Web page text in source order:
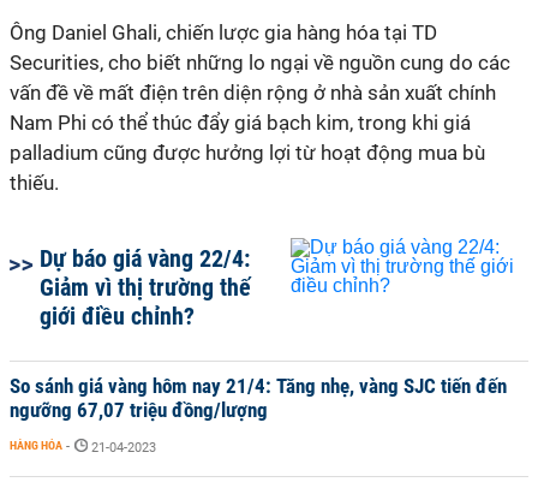
Ông Daniel Ghali, chiến lược gia hàng hóa tại TD
Securities, cho biết những lo ngại về nguồn cung do các
vấn đề về mất điện trên diện rộng ở nhà sản xuất chính
Nam Phi có thể thúc đẩy giá bạch kim, trong khi giá
palladium cũng được hưởng lợi từ hoạt động mua bù
thiếu.
Dự báo giá vàng 22/4:
Giảm vì thị trường thế
giới điều chỉnh?
So sánh giá vàng hôm nay 21/4: Tăng nhẹ, vàng SJC tiến đến
ngưỡng 67,07 triệu đồng/lượng
HÀNG HÓA - 21-04-2023